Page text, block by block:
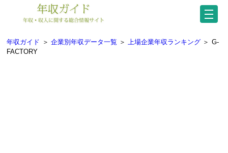
年収ガイド ＞ 企業別年収データ一覧 ＞ 上場企業年収ランキング ＞ G-
FACTORY